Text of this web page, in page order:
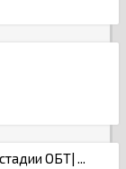
ОБТ| ...